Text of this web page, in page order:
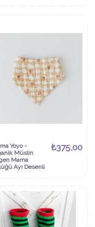
Yoyo -
Müslin
Mama
Ayı Desenli
₺375,00